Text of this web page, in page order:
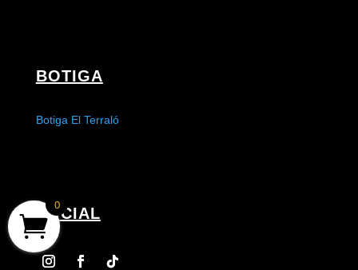
BOTIGA
Botiga El Terraló
SOCIAL
0